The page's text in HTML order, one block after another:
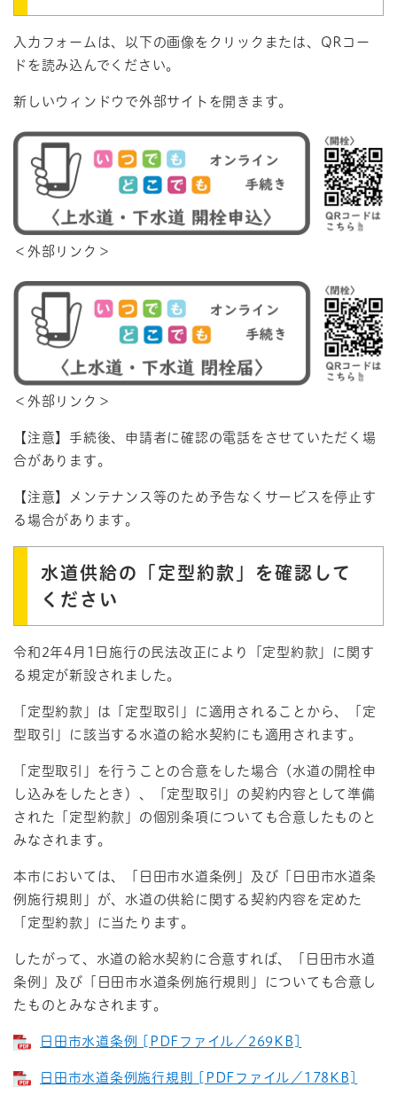
入力フォームは、以下の画像をクリックまたは、QRコー
ドを読み込んでください。
新しいウィンドウで外部サイトを開きます。
＜外部リンク＞
＜外部リンク＞
【注意】手続後、申請者に確認の電話をさせていただく場
合があります。
【注意】メンテナンス等のため予告なくサービスを停止す
る場合があります。
水道供給の「定型約款」を確認して
ください
令和2年4月1日施行の民法改正により「定型約款」に関す
る規定が新設されました。
「定型約款」は「定型取引」に適用されることから、「定
型取引」に該当する水道の給水契約にも適用されます。
「定型取引」を行うことの合意をした場合（水道の開栓申
し込みをしたとき）、「定型取引」の契約内容として準備
された「定型約款」の個別条項についても合意したものと
みなされます。
本市においては、「日田市水道条例」及び「日田市水道条
例施行規則」が、水道の供給に関する契約内容を定めた
「定型約款」に当たります。
したがって、水道の給水契約に合意すれば、「日田市水道
条例」及び「日田市水道条例施行規則」についても合意し
たものとみなされます。
日田市水道条例 [PDFファイル／269KB]
日田市水道条例施行規則 [PDFファイル／178KB]